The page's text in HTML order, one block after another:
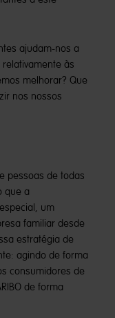
ajudam-nos a
às
melhorar? Que
nos nossos
pessoas de todas
que a
um
familiar desde
estratégia de
agindo de forma
consumidores de
de forma